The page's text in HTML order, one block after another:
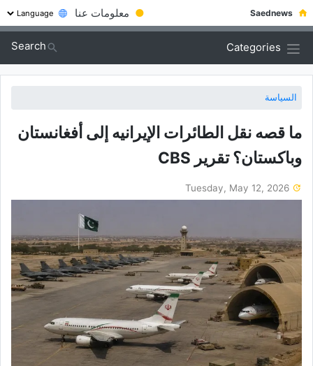
Saednews
● معلومات عنا
Categories
Search
السياسة
ما قصه نقل الطائرات الإیرانیه إلى أفغانستان
وباکستان؟ تقریر CBS